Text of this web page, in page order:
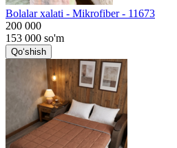
Bolalar xalati - Mikrofiber - 11673
200 000
153 000 so'm
Qo‘shish